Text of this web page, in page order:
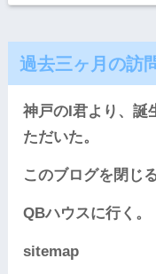
過去三ヶ月の訪
神戸のI君より、誕
ただいた。
このブログを閉じ
QBハウスに行く。
sitemap